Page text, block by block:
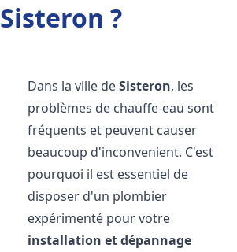
Sisteron ?
Dans la ville deSisteron, les
problèmes de chauffe-eau sont
fréquents et peuvent causer
beaucoup d'inconvenient. C'est
pourquoi il est essentiel de
disposer d'un plombier
expérimenté pour votre
installation et dépannage